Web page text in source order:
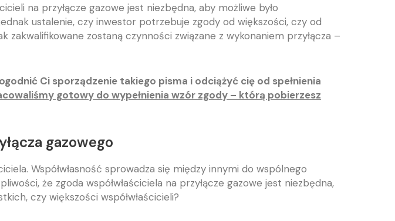
na przyłącze gazowe jest niezbędna, aby możliwe było
ustalenie, czy inwestor potrzebuje zgody od większości, czy od
zakwalifikowane zostaną czynności związane z wykonaniem przyłącza –
Ci sporządzenie takiego pisma i odciążyć cię od spełnienia
gotowy do wypełnienia wzór zgody – którą pobierzesz
gazowego
Współwłasność sprowadza się między innymi do wspólnego
że zgoda współwłaściciela na przyłącze gazowe jest niezbędna,
czy większości współwłaścicieli?